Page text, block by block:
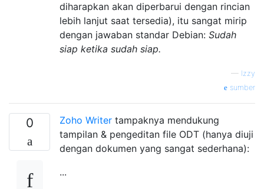
diharapkan akan diperbarui dengan rincian
lebih lanjut saat tersedia), itu sangat mirip
dengan jawaban standar Debian: Sudah
siap ketika sudah siap.
— Izzy
sumber
0 Zoho Writer tampaknya mendukung
tampilan & pengeditan file ODT (hanya diuji
dengan dokumen yang sangat sederhana):
...